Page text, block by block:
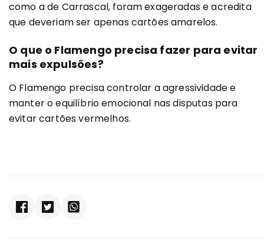
como a de Carrascal, foram exageradas e acredita
que deveriam ser apenas cartões amarelos.
O que o Flamengo precisa fazer para evitar
mais expulsões?
O Flamengo precisa controlar a agressividade e
manter o equilíbrio emocional nas disputas para
evitar cartões vermelhos.